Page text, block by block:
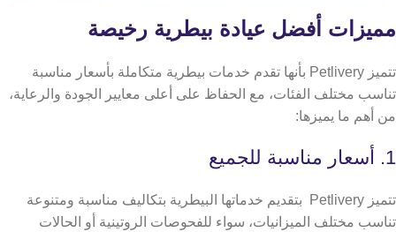
مميزات أفضل عيادة بيطرية رخيصة
تتميز Petlivery بأنها تقدم خدمات بيطرية متكاملة بأسعار مناسبة
تناسب مختلف الفئات، مع الحفاظ على أعلى معايير الجودة والرعاية،
من أهم ما يميزها:
1. أسعار مناسبة للجميع
تتميز Petlivery بتقديم خدماتها البيطرية بتكاليف مناسبة ومتنوعة
تناسب مختلف الميزانيات، سواء للفحوصات الروتينية أو الحالات